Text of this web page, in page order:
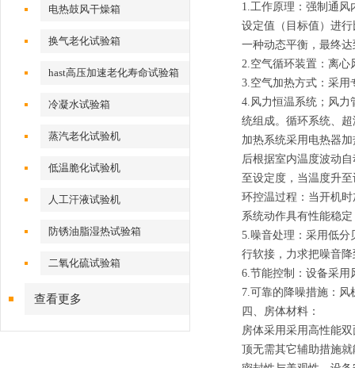
电热鼓风干燥箱
换气老化试验箱
hast高压加速老化寿命试验箱
冷凝水试验箱
蒸汽老化试验机
低温脆化试验机
人工汗液试验机
防锈油脂湿热试验箱
二氧化硫试验箱
查看更多
1.工作原理：强制通
设定值（目标值）进
一种动态平衡，最终
2.空气循环装置：离心
3.空气加热方式：采用
4.风力恒温系统；风力
统组成。循环系统、
加热系统采用电热器
后根据室内温度波动
至设定度，当温度升
环控温过程：当开机
系统动作具有性能稳
5.噪音处理：采用低分
行软接，力求把噪音
6.节能控制：设备采用
7.可靠的降噪措施：
四、房体材料：
房体采用采用高性能
顶无需其它辅助措施